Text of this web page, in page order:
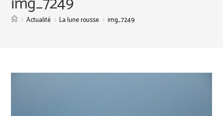
> Actualité > La lune rousse > img_7249